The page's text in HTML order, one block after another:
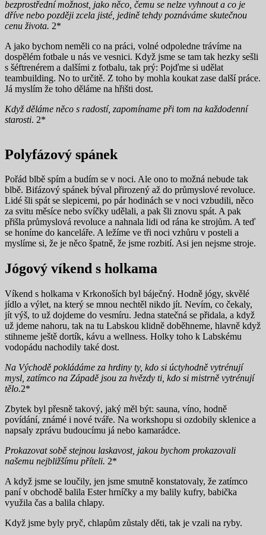
bezprostřední možnost, jako něco, čemu se nelze vyhnout a co je
dříve nebo později zcela jisté, jedině tehdy poznáváme skutečnou
cenu života. 2*
A jako bychom neměli co na práci, volné odpoledne trávíme na
dospělém fotbale u nás ve vesnici. Když jsme se tam tak hezky sešli
s šéftrenérem a dalšími z fotbalu, tak prý: Pojďme si udělat
teambuilding. No to určitě. Z toho by mohla koukat zase další práce.
Já myslím že toho děláme na hřišti dost.
Když děláme něco s radostí, zapomíname při tom na každodenní
starosti. 2*
Polyfázový spánek
Pořád blbě spím a budím se v noci. Ale ono to možná nebude tak
blbě. Bifázový spánek býval přirozený až do průmyslové revoluce.
Lidé šli spát se slepicemi, po pár hodinách se v noci vzbudili, něco
za svitu měsíce nebo svíčky udělali, a pak šli znovu spát. A pak
přišla průmyslová revoluce a nahnala lidi od rána ke strojům. A teď
se honíme do kanceláře. A ležíme ve tři noci vzhůru v posteli a
myslíme si, že je něco špatně, že jsme rozbití. Asi jen nejsme stroje.
Jógový víkend s holkama
Víkend s holkama v Krkonoších byl báječný. Hodně jógy, skvělé
jídlo a výlet, na který se mnou nechtěl nikdo jít. Nevím, co čekaly,
jít výš, to už dojdeme do vesmíru. Jedna statečná se přidala, a když
už jdeme nahoru, tak na tu Labskou klidně doběhneme, hlavně když
stihneme ještě dortík, kávu a wellness. Holky toho k Labskému
vodopádu nachodily také dost.
Na Východě pokládáme za hrdiny ty, kdo si úctyhodně vytrénují
mysl, zatímco na Západě jsou za hvězdy ti, kdo si mistrně vytrénují
tělo.2*
Zbytek byl přesně takový, jaký měl být: sauna, víno, hodně
povídání, známé i nové tváře. Na workshopu si ozdobily sklenice a
napsaly zprávu budoucímu já nebo kamarádce.
Prokazovat sobě stejnou laskavost, jakou bychom prokazovali
našemu nejbližšímu příteli. 2*
A když jsme se loučily, jen jsme smutně konstatovaly, že zatímco
paní v obchodě balila Ester hrníčky a my balily kufry, babička
využila čas a balila chlapy.
Když jsme byly pryč, chlapům zůstaly děti, tak je vzali na ryby.